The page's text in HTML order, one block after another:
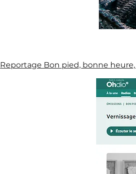
Reportage Bon pied, bonne heure,